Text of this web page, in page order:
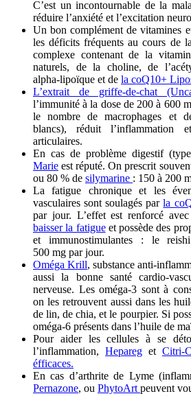
C’est un incontournable de la
réduire l’anxiété et l’excitation
Un bon complément de vitamines
les déficits fréquents au cours de
complexe contenant de la
naturels, de la choline, de
alpha-lipoïque et de la coQ10+
L’extrait de griffe-de-chat
l’immunité à la dose de 200 à 600
le nombre de macrophages et
blancs), réduit l’inflammation
articulaires.
En cas de problème digestif
Marie est réputé. On prescrit
ou 80 % de silymarine : 150 à 200
La fatigue chronique et les
vasculaires sont soulagés parla
par jour. L’effet est renforcé avec
baisser la fatigueet possède des
et immunostimulantes : le
500 mg par jour.
Oméga Krill, substance anti-
aussi la bonne santé cardio-
nerveuse. Les oméga-3 sont à
on les retrouvent aussi dans les
de lin, de chia, et le pourpier. Si
oméga-6 présents dans l’huile de
Pour aider les cellules à se
l’inflammation, Hepareg et Citri-
éfficaces.
En cas d’arthrite de Lyme
Pernazone, ou PhytoArt peuvent